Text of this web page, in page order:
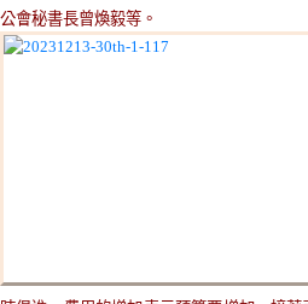
公會秘書長曾煥毅等。